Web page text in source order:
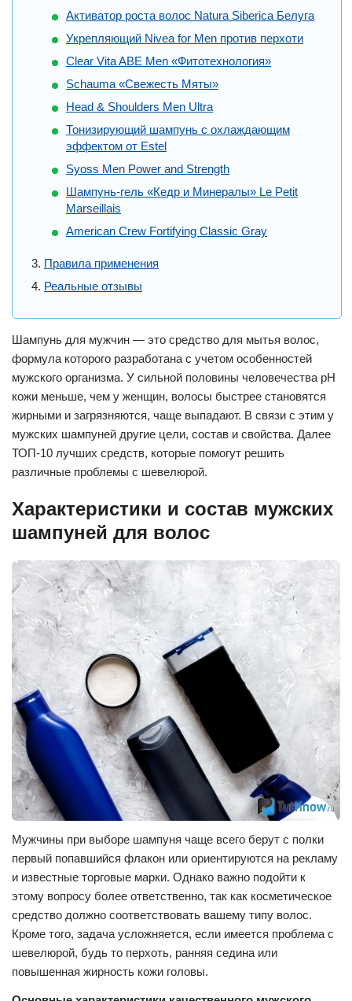
Активатор роста волос Natura Siberica Белуга
Укрепляющий Nivea for Men против перхоти
Clear Vita ABE Men «Фитотехнология»
Schauma «Свежесть Мяты»
Head & Shoulders Men Ultra
Тонизирующий шампунь с охлаждающим
эффектом от Estel
Syoss Men Power and Strength
Шампунь-гель «Кедр и Минералы» Le Petit
Marseillais
American Crew Fortifying Classic Gray
Правила применения
Реальные отзывы
Шампунь для мужчин — это средство для мытья волос,
формула которого разработана с учетом особенностей
мужского организма. У сильной половины человечества рН
кожи меньше, чем у женщин, волосы быстрее становятся
жирными и загрязняются, чаще выпадают. В связи с этим у
мужских шампуней другие цели, состав и свойства. Далее
ТОП-10 лучших средств, которые помогут решить
различные проблемы с шевелюрой.
Характеристики и состав мужских
шампуней для волос
Мужчины при выборе шампуня чаще всего берут с полки
первый попавшийся флакон или ориентируются на рекламу
и известные торговые марки. Однако важно подойти к
этому вопросу более ответственно, так как косметическое
средство должно соответствовать вашему типу волос.
Кроме того, задача усложняется, если имеется проблема с
шевелюрой, будь то перхоть, ранняя седина или
повышенная жирность кожи головы.